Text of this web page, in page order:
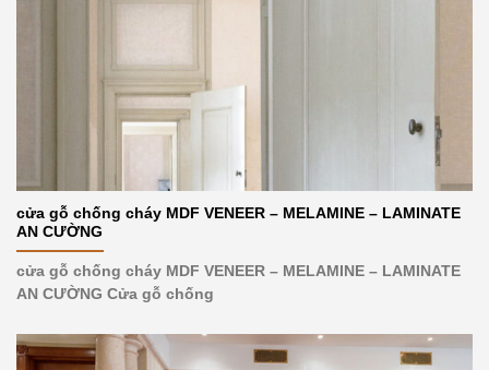
cửa gỗ chống cháy MDF VENEER – MELAMINE – LAMINATE
AN CƯỜNG
cửa gỗ chống cháy MDF VENEER – MELAMINE – LAMINATE
AN CƯỜNG Cửa gỗ chống